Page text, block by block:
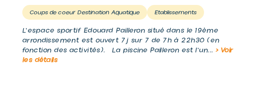
Coups de coeur Destination Aquatique Etablissements
L'espace sportif Edouard Pailleron situé dans le 19ème
arrondissement est ouvert 7j sur 7 de 7h à 22h30 (en
fonction des activités). La piscine Pailleron est l'un...> Voir
les détails